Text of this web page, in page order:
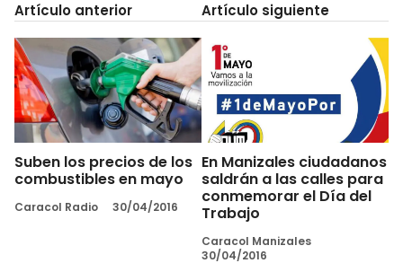
Artículo anterior
Suben los precios de los
combustibles en mayo
Caracol Radio 30/04/2016
Artículo siguiente
En Manizales ciudadanos
saldrán a las calles para
conmemorar el Día del
Trabajo
Caracol Manizales
30/04/2016